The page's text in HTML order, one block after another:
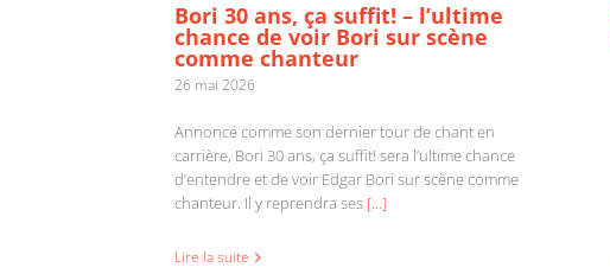
Bori 30 ans, ça suffit! – l’ultime
chance de voir Bori sur scène
comme chanteur
26 mai 2026
Annoncé comme son dernier tour de chant en
carrière, Bori 30 ans, ça suffit! sera l’ultime chance
d’entendre et de voir Edgar Bori sur scène comme
chanteur. Il y reprendra ses [...]
Lire la suite